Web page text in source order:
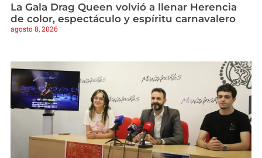
La Gala Drag Queen volvió a llenar Herencia
de color, espectáculo y espíritu carnavalero
agosto 8, 2026